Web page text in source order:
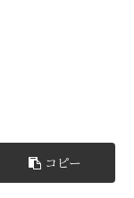
コピー